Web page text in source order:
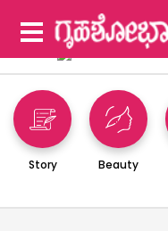
Story Beauty